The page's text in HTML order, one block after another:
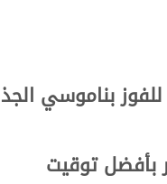
بناموسي
بأفضل توقيت